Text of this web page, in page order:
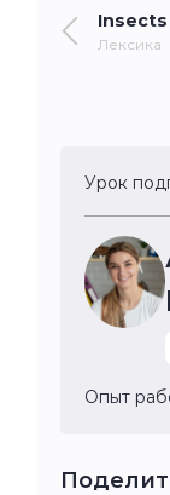
Insects
Лексика
Урок
Опыт